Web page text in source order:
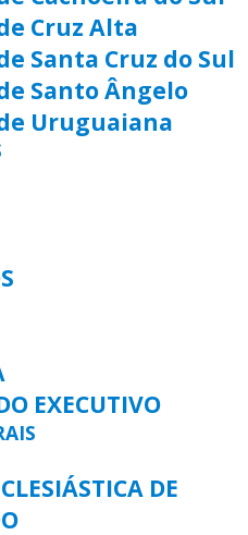
Cruz Alta
Santa Cruz do Sul
Santo Ângelo
Uruguaiana
EXECUTIVO
DE